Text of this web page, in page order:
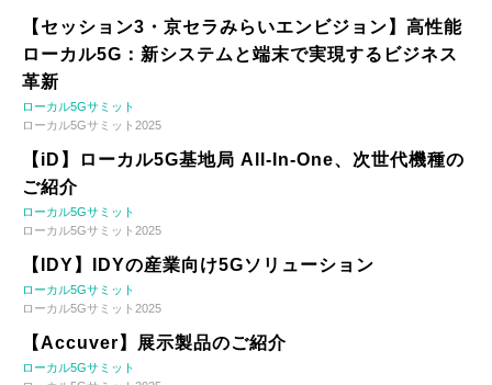
【セッション3・京セラみらいエンビジョン】高性能
ローカル5G：新システムと端末で実現するビジネス
革新
ローカル5Gサミット
ローカル5Gサミット2025
【iD】ローカル5G基地局 All-In-One、次世代機種の
ご紹介
ローカル5Gサミット
ローカル5Gサミット2025
【IDY】IDYの産業向け5Gソリューション
ローカル5Gサミット
ローカル5Gサミット2025
【Accuver】展示製品のご紹介
ローカル5Gサミット